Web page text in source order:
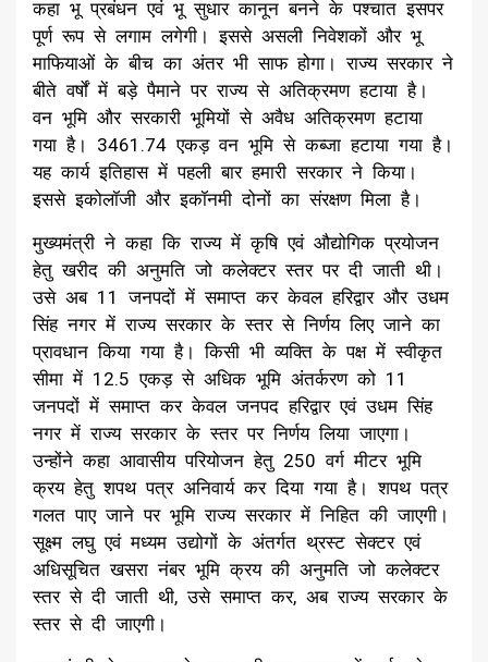
कहा भू प्रबंधन एवं भू सुधार कानून बनने के पश्चात इसपर
पूर्ण रूप से लगाम लगेगी। इससे असली निवेशकों और भू
माफियाओं के बीच का अंतर भी साफ होगा। राज्य सरकार ने
बीते वर्षों में बड़े पैमाने पर राज्य से अतिक्रमण हटाया है।
वन भूमि और सरकारी भूमियों से अवैध अतिक्रमण हटाया
गया है। 3461.74 एकड़ वन भूमि से कब्जा हटाया गया है।
यह कार्य इतिहास में पहली बार हमारी सरकार ने किया।
इससे इकोलॉजी और इकॉनमी दोनों का संरक्षण मिला है।
मुख्यमंत्री ने कहा कि राज्य में कृषि एवं औद्योगिक प्रयोजन
हेतु खरीद की अनुमति जो कलेक्टर स्तर पर दी जाती थी।
उसे अब 11 जनपदों में समाप्त कर केवल हरिद्वार और उधम
सिंह नगर में राज्य सरकार के स्तर से निर्णय लिए जाने का
प्रावधान किया गया है। किसी भी व्यक्ति के पक्ष में स्वीकृत
सीमा में 12.5 एकड़ से अधिक भूमि अंतर्करण को 11
जनपदों में समाप्त कर केवल जनपद हरिद्वार एवं उधम सिंह
नगर में राज्य सरकार के स्तर पर निर्णय लिया जाएगा।
उन्होंने कहा आवासीय परियोजन हेतु 250 वर्ग मीटर भूमि
क्रय हेतु शपथ पत्र अनिवार्य कर दिया गया है। शपथ पत्र
गलत पाए जाने पर भूमि राज्य सरकार में निहित की जाएगी।
सूक्ष्म लघु एवं मध्यम उद्योगों के अंतर्गत थ्रस्ट सेक्टर एवं
अधिसूचित खसरा नंबर भूमि क्रय की अनुमति जो कलेक्टर
स्तर से दी जाती थी, उसे समाप्त कर, अब राज्य सरकार के
स्तर से दी जाएगी।